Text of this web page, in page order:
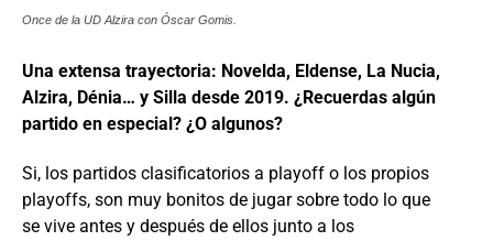
Once de la UD Alzira con Óscar Gomis.
Una extensa trayectoria: Novelda, Eldense, La Nucia,
Alzira, Dénia… y Silla desde 2019. ¿Recuerdas algún
partido en especial? ¿O algunos?
Si, los partidos clasificatorios a playoff o los propios
playoffs, son muy bonitos de jugar sobre todo lo que
se vive antes y después de ellos junto a los